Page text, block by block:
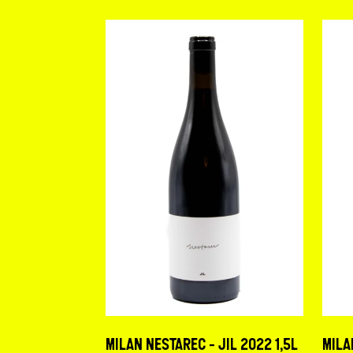
MILAN NESTAREC - JIL 2022 1,5L